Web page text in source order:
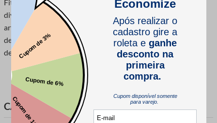
Fita Juta Luli 15019 38 milímetros pode ser utilizada para
diversas finalidades como laços, decoração de ambientes,
artesanato, convites, pacotes, embrulhos, presentes, etc. Fita
de excelente qualidade, com lindas cores e modelos que
deixarão seu trabalh
CARACTERÍSTICAS DO PRODUTO